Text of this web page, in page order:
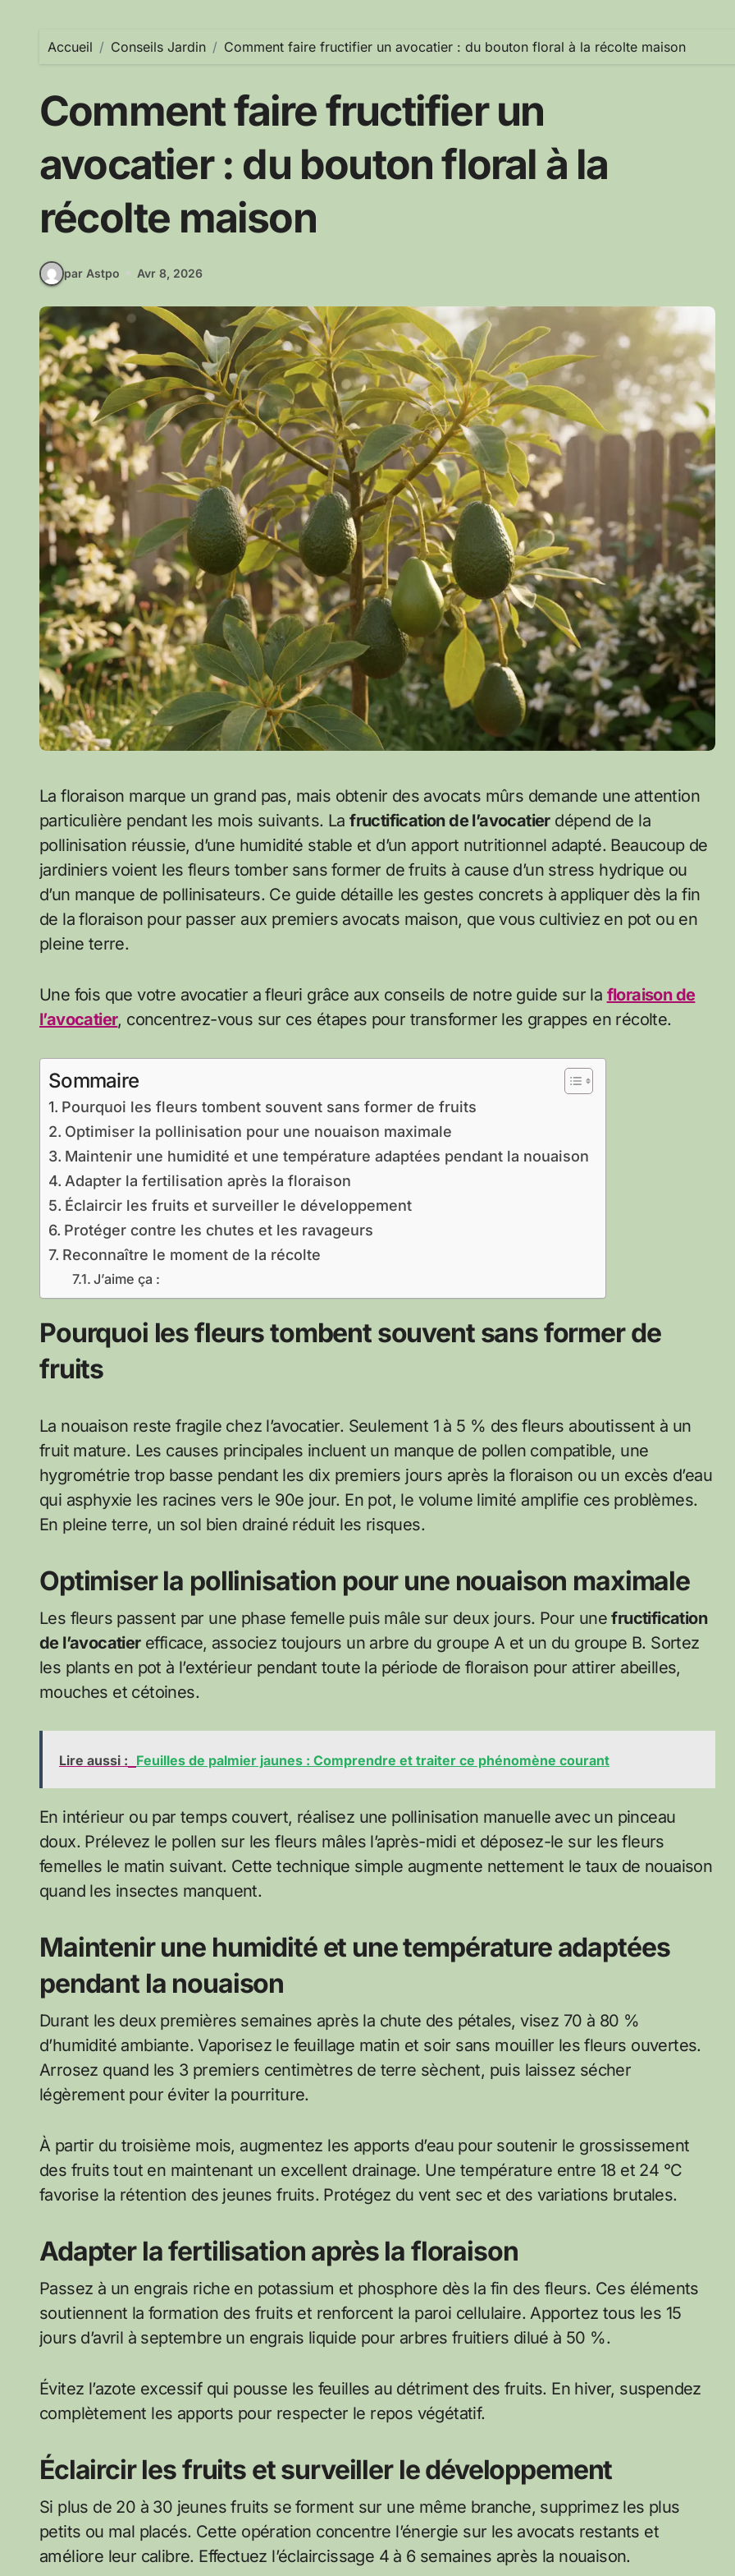
Accueil Conseils Jardin Comment faire fructifier un avocatier : du bouton floral à la récolte maison
Comment faire fructifier un
avocatier : du bouton floral à la
récolte maison
par Astpo Avr 8, 2026
La floraison marque un grand pas, mais obtenir des avocats mûrs demande une attention
particulière pendant les mois suivants. Lafructification de l’avocatierdépend de la
pollinisation réussie, d’une humidité stable et d’un apport nutritionnel adapté. Beaucoup de
jardiniers voient les fleurs tomber sans former de fruits à cause d’un stress hydrique ou
d’un manque de pollinisateurs. Ce guide détaille les gestes concrets à appliquer dès la fin
de la floraison pour passer aux premiers avocats maison, que vous cultiviez en pot ou en
pleine terre.
Une fois que votre avocatier a fleuri grâce aux conseils de notre guide sur la floraison de
l’avocatier, concentrez-vous sur ces étapes pour transformer les grappes en récolte.
Sommaire
Pourquoi les fleurs tombent souvent sans former de fruits
Optimiser la pollinisation pour une nouaison maximale
Maintenir une humidité et une température adaptées pendant la nouaison
Adapter la fertilisation après la floraison
Éclaircir les fruits et surveiller le développement
Protéger contre les chutes et les ravageurs
Reconnaître le moment de la récolte
J’aime ça :
Pourquoi les fleurs tombent souvent sans former de
fruits
La nouaison reste fragile chez l’avocatier. Seulement 1 à 5 % des fleurs aboutissent à un
fruit mature. Les causes principales incluent un manque de pollen compatible, une
hygrométrie trop basse pendant les dix premiers jours après la floraison ou un excès d’eau
qui asphyxie les racines vers le 90e jour. En pot, le volume limité amplifie ces problèmes.
En pleine terre, un sol bien drainé réduit les risques.
Optimiser la pollinisation pour une nouaison maximale
Les fleurs passent par une phase femelle puis mâle sur deux jours. Pour unefructification
de l’avocatierefficace, associez toujours un arbre du groupe A et un du groupe B. Sortez
les plants en pot à l’extérieur pendant toute la période de floraison pour attirer abeilles,
mouches et cétoines.
Lire aussi : Feuilles de palmier jaunes : Comprendre et traiter ce phénomène courant
En intérieur ou par temps couvert, réalisez une pollinisation manuelle avec un pinceau
doux. Prélevez le pollen sur les fleurs mâles l’après-midi et déposez-le sur les fleurs
femelles le matin suivant. Cette technique simple augmente nettement le taux de nouaison
quand les insectes manquent.
Maintenir une humidité et une température adaptées
pendant la nouaison
Durant les deux premières semaines après la chute des pétales, visez 70 à 80 %
d’humidité ambiante. Vaporisez le feuillage matin et soir sans mouiller les fleurs ouvertes.
Arrosez quand les 3 premiers centimètres de terre sèchent, puis laissez sécher
légèrement pour éviter la pourriture.
À partir du troisième mois, augmentez les apports d’eau pour soutenir le grossissement
des fruits tout en maintenant un excellent drainage. Une température entre 18 et 24 °C
favorise la rétention des jeunes fruits. Protégez du vent sec et des variations brutales.
Adapter la fertilisation après la floraison
Passez à un engrais riche en potassium et phosphore dès la fin des fleurs. Ces éléments
soutiennent la formation des fruits et renforcent la paroi cellulaire. Apportez tous les 15
jours d’avril à septembre un engrais liquide pour arbres fruitiers dilué à 50 %.
Évitez l’azote excessif qui pousse les feuilles au détriment des fruits. En hiver, suspendez
complètement les apports pour respecter le repos végétatif.
Éclaircir les fruits et surveiller le développement
Si plus de 20 à 30 jeunes fruits se forment sur une même branche, supprimez les plus
petits ou mal placés. Cette opération concentre l’énergie sur les avocats restants et
améliore leur calibre. Effectuez l’éclaircissage 4 à 6 semaines après la nouaison.